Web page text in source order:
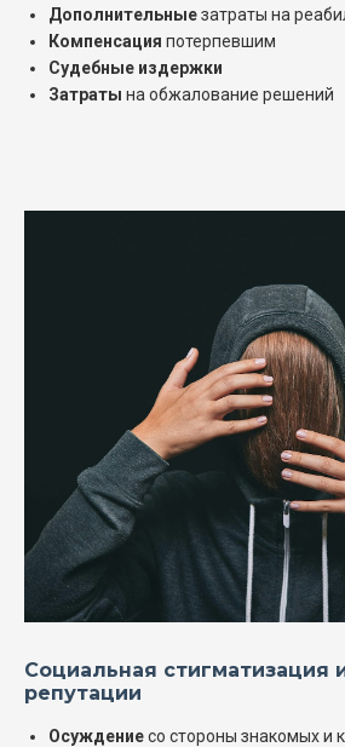
Дополнительныезатраты на
Компенсация потерпевшим
Судебные издержки
Затраты на обжалование решений
Социальная стигматизация
репутации
Осуждениесо стороны знакомых и